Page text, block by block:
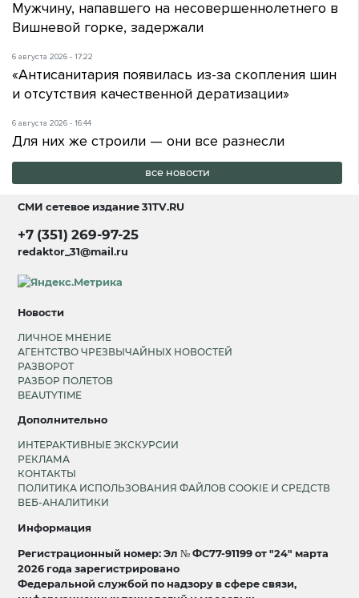
Мужчину, напавшего на несовершеннолетнего в
Вишневой горке, задержали
6 августа 2026 - 17:22
«Антисанитария появилась из-за скопления шин
и отсутствия качественной дератизации»
6 августа 2026 - 16:44
Для них же строили — они все разнесли
все новости
СМИ сетевое издание31TV.RU
+7 (351) 269-97-25
redaktor_31@mail.ru
Новости
ЛИЧНОЕ МНЕНИЕ
АГЕНТСТВО ЧРЕЗВЫЧАЙНЫХ НОВОСТЕЙ
РАЗВОРОТ
РАЗБОР ПОЛЕТОВ
BEAUTYTIME
Дополнительно
ИНТЕРАКТИВНЫЕ ЭКСКУРСИИ
РЕКЛАМА
КОНТАКТЫ
ПОЛИТИКА ИСПОЛЬЗОВАНИЯ ФАЙЛОВ COOKIE И СРЕДСТВ
ВЕБ-АНАЛИТИКИ
Информация
Регистрационный номер: Эл № ФС77-91199 от "24" марта
2026 года зарегистрировано
Федеральной службой по надзору в сфере связи,